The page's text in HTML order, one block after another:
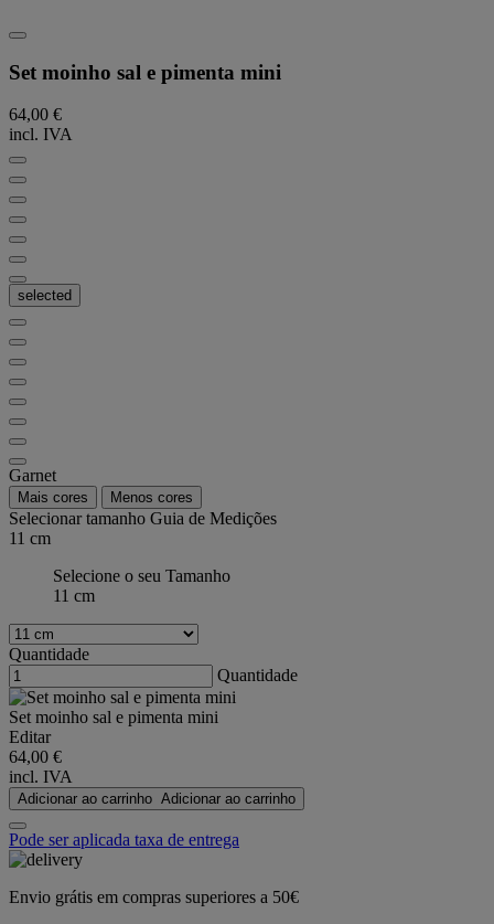
Set moinho sal e pimenta mini
64,00 €
incl. IVA
selected
Garnet
Mais cores Menos cores
Selecionar tamanho Guia de Medições
11 cm
Selecione o seu Tamanho
11 cm
Quantidade
Quantidade
Set moinho sal e pimenta mini
Editar
64,00 €
incl. IVA
Adicionar ao carrinho Adicionar ao carrinho
Pode ser aplicada taxa de entrega
Envio grátis em compras superiores a 50€